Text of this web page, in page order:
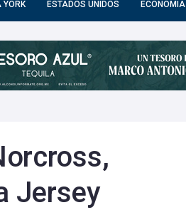
YORK ESTADOS UNIDOS ECONOMÍA
Jersey